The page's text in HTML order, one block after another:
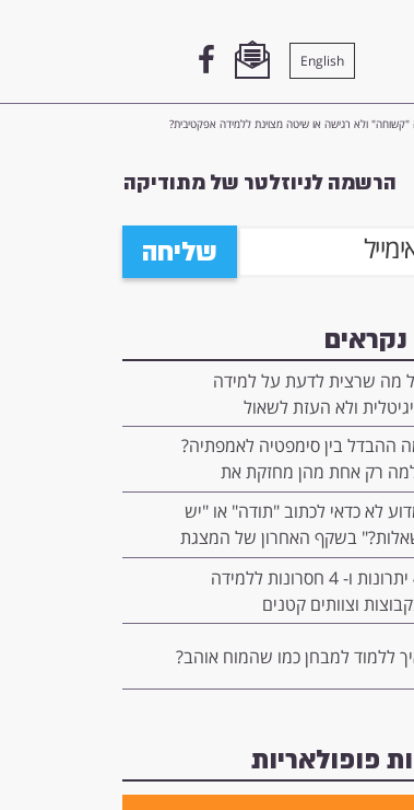
English
ולא רגישה או שיטה מצוינת ללמידה אפקטיבית?
הרשמה לניוזלטר של מתודיקה
שליחה
נקראים
מה שרצית לדעת על למידה
ולא העזת לשאול
ההבדל בין סימפטיה לאמפתיה?
רק אחת מהן מחזקת את
שלך
לא כדאי לכתוב "תודה" או "יש
בשקף האחרון של המצגת
ומה כדאי לשים שם במקום?
4 יתרונות ו- 4 חסרונות ללמידה
וצוותים קטנים
ללמוד למבחן כמו שהמוח אוהב?
פופולאריות